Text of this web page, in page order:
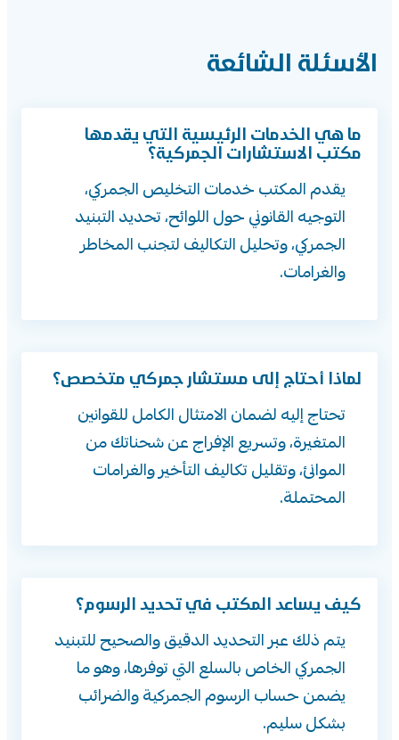
الأسئلة الشائعة
ما هي الخدمات الرئيسية التي يقدمها
مكتب الاستشارات الجمركية؟
يقدم المكتب خدمات التخليص الجمركي،
التوجيه القانوني حول اللوائح، تحديد التبنيد
الجمركي، وتحليل التكاليف لتجنب المخاطر
والغرامات.
لماذا أحتاج إلى مستشار جمركي متخصص؟
تحتاج إليه لضمان الامتثال الكامل للقوانين
المتغيرة، وتسريع الإفراج عن شحناتك من
الموانئ، وتقليل تكاليف التأخير والغرامات
المحتملة.
كيف يساعد المكتب في تحديد الرسوم؟
يتم ذلك عبر التحديد الدقيق والصحيح للتبنيد
الجمركي الخاص بالسلع التي توفرها، وهو ما
يضمن حساب الرسوم الجمركية والضرائب
بشكل سليم.